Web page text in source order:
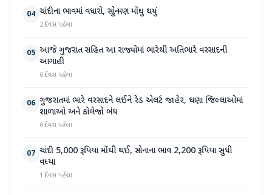
04 ચાંદીના ભાવમાં વધારો, સોનું પણ મોંઘુ થયું
2 દિવસ પહેલા
05 આજે ગુજરાત સહિત આ રાજ્યોમાં ભારેથી અતિભારે વરસાદની
આગાહી
6 દિવસ પહેલા
06 ગુજરાતમાં ભારે વરસાદને લઈને રેડ એલર્ટ જાહેર, ઘણા જિલ્લાઓમાં
શાળાઓ અને કોલેજો બંધ
6 દિવસ પહેલા
07 ચાંદી 5,000 રૂપિયા મોંઘી થઈ, સોનાના ભાવ 2,200 રૂપિયા સુધી
વધ્યા
1 દિવસ પહેલા